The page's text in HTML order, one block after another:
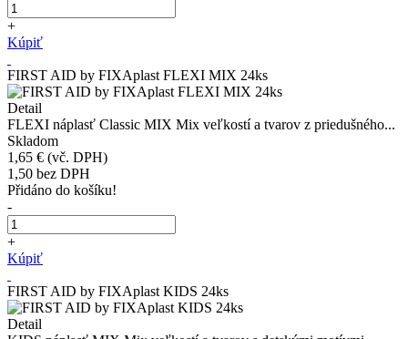
+
Kúpiť
FIRST AID by FIXAplast FLEXI MIX 24ks
Detail
FLEXI náplasť Classic MIX Mix veľkostí a tvarov z priedušného...
Skladom
1,65 € (vč. DPH)
1,50 bez DPH
Přidáno do košíku!
-
+
Kúpiť
FIRST AID by FIXAplast KIDS 24ks
Detail